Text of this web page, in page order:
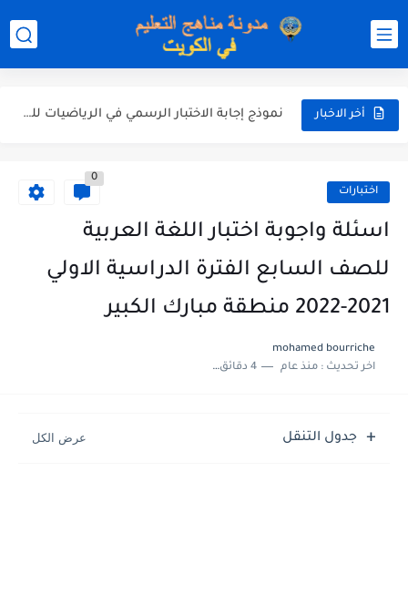
أخر الاخبار
نموذج إجابة الاختبار الرسمي في التربية الاسلامية للصف العاشر الفترة...
نموذج إجابة الاختبار الرسمي في الرياضيات للصف العاشر الفترة الثانية...
مذكرة شاملة في القران الكريم للصف الثاني عشر الفصل الثاني... اختبارات
0
اسئلة واجوبة اختبار اللغة العربية
للصف السابع الفترة الدراسية الاولي
2021-2022 منطقة مبارك الكبير
mohamed bourriche
اخر تحديث :منذ عام 4 دقائق للقراءة
جدول التنقل